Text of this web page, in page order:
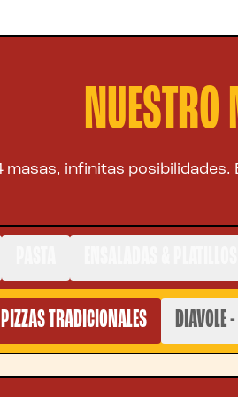
NUESTRO
masas, infinitas posibilidades.
PIZZAS TRADICIONALES DIAVOLE